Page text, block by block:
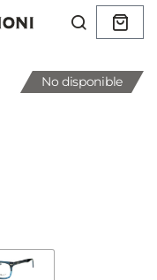
No disponible